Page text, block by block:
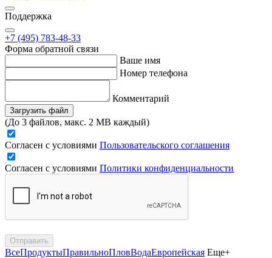
Поддержка
+7 (495) 783-48-33
Форма обратной связи
Ваше имя
Номер телефона
Комментарий
Загрузить файл
(До 3 файлов, макс. 2 MB каждый)
Согласен с условиями Пользовательского соглашения
Согласен с условиями Политики конфиденциальности
Отправить
ВсеПродуктыПравильноПловВодаЕвропейская Еще+